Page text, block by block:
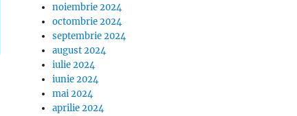
noiembrie 2024
octombrie 2024
septembrie 2024
august 2024
iulie 2024
iunie 2024
mai 2024
aprilie 2024